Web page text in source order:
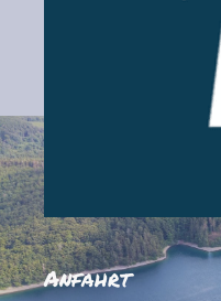
Anfahrt